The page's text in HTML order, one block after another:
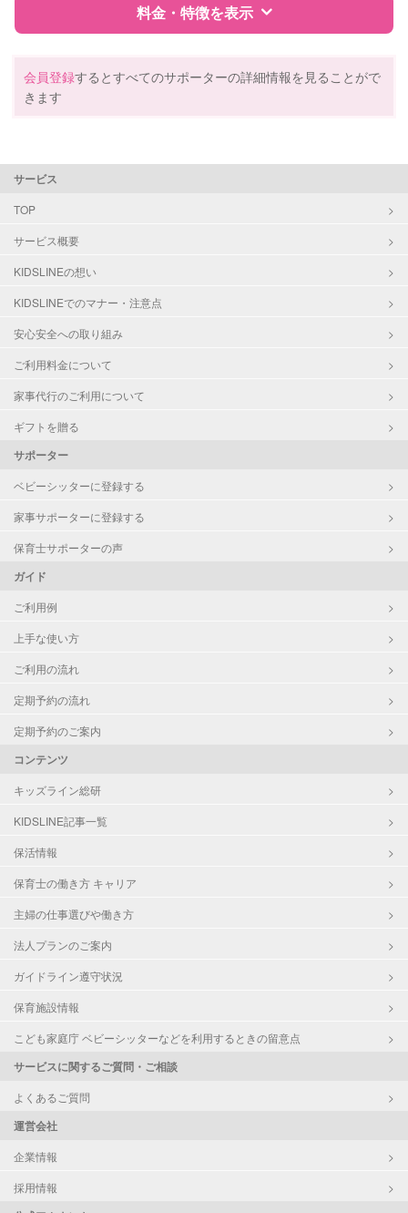
絵・工作レッスン
その他
定期予約 可能
お子様の撮影
対応可能
料金・特徴を表示
資格
企業型割引対象(旧内閣府補助対象)
対応可能/特徴
障がい児対応
レッスン
定期予約
お子様の撮影
（定期特典）
会員登録するとすべてのサポーターの詳細情報を見ることがで
きます
サービス
TOP
サービス概要
KIDSLINEの想い
KIDSLINEでのマナー・注意点
安心安全への取り組み
ご利用料金について
家事代行のご利用について
ギフトを贈る
サポーター
ベビーシッターに登録する
家事サポーターに登録する
保育士サポーターの声
ガイド
ご利用例
上手な使い方
ご利用の流れ
定期予約の流れ
定期予約のご案内
コンテンツ
キッズライン総研
KIDSLINE記事一覧
保活情報
保育士の働き方 キャリア
主婦の仕事選びや働き方
法人プランのご案内
ガイドライン遵守状況
保育施設情報
こども家庭庁 ベビーシッターなどを利用するときの留意点
サービスに関するご質問・ご相談
よくあるご質問
運営会社
企業情報
採用情報